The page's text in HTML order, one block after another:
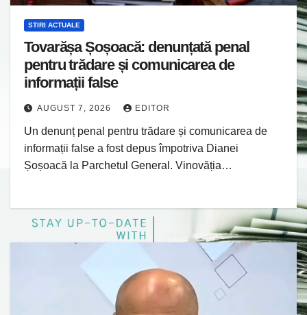
STIRI ACTUALE
Tovarășa Șoșoacă: denunțată penal
pentru trădare și comunicarea de
informații false
AUGUST 7, 2026 EDITOR
Un denunț penal pentru trădare și comunicarea de
informații false a fost depus împotriva Dianei
Șoșoacă la Parchetul General. Vinovăția…